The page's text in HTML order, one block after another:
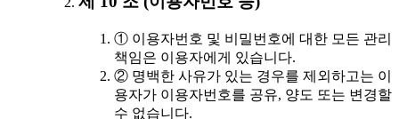
① 이용자번호 및 비밀번호에 대한 모든 관리
책임은 이용자에게 있습니다.
② 명백한 사유가 있는 경우를 제외하고는 이
용자가 이용자번호를 공유, 양도 또는 변경할
수 없습니다.